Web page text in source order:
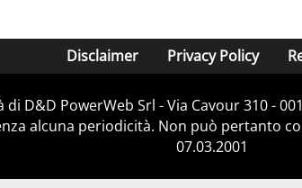
Disclaimer Privacy Policy
D&D PowerWeb Srl - Via Cavour 310 -
alcuna periodicità. Non può pertanto
07.03.2001